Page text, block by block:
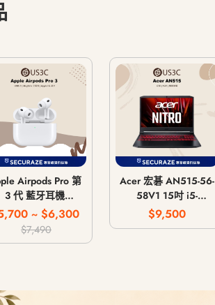
Airpods Pro 第
3 代 藍牙耳機
無線充電版
USB-C
~ $6,300
$7,490
Acer 宏碁 AN515-56-
58V1 15吋 i5-
11300H 8G 512G
GTX 1650 4G
$9,500